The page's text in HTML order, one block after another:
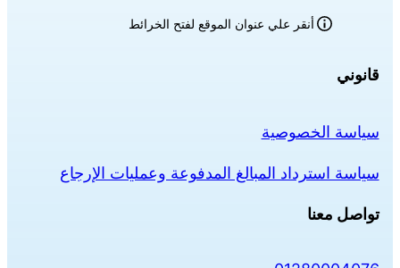
أنقر علي عنوان الموقع لفتح الخرائط
قانوني
سياسة الخصوصية
سياسة استرداد المبالغ المدفوعة وعمليات الإرجاع
تواصل معنا